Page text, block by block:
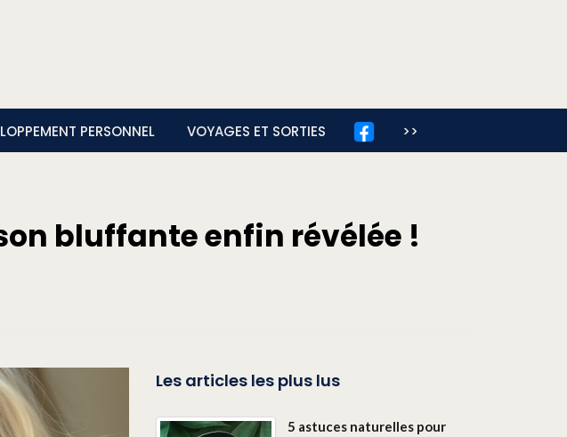
PERSONNEL VOYAGES ET SORTIES >>
bluffante enfin révélée !
Les articles les plus lus
5 astuces naturelles pour